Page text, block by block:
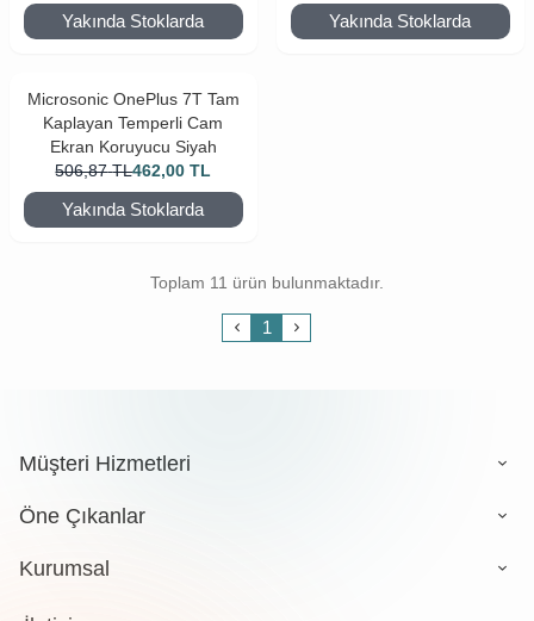
Yakında Stoklarda Yakında Stoklarda
Microsonic OnePlus 7T Tam
Kaplayan Temperli Cam
Ekran Koruyucu Siyah
506,87 TL462,00 TL
Yakında Stoklarda
Toplam 11 ürün bulunmaktadır.
1
Müşteri Hizmetleri
Öne Çıkanlar
Kurumsal